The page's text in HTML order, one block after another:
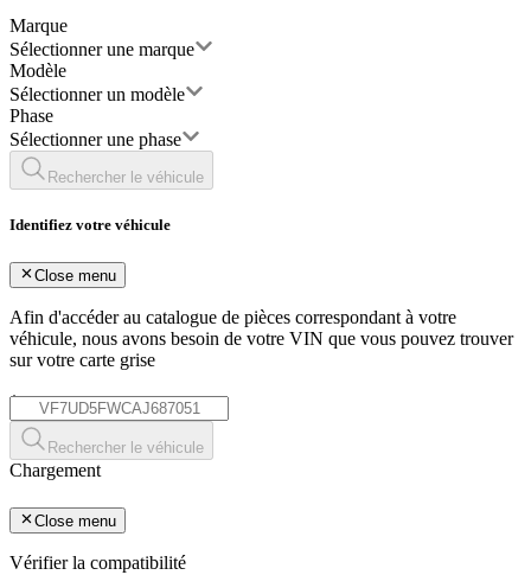
Marque
Sélectionner une marque
Modèle
Sélectionner un modèle
Phase
Sélectionner une phase
Rechercher le véhicule
Identifiez votre véhicule
Close menu
Afin d'accéder au catalogue de pièces correspondant à votre
véhicule, nous avons besoin de votre VIN que vous pouvez trouver
sur votre carte grise
*
Rechercher le véhicule
Chargement
Close menu
Vérifier la compatibilité